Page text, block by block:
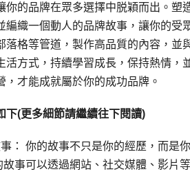
你的品牌在眾多選擇中脱穎而出。
編織一個動人的品牌故事，讓你的受
落格等管道，製作高品質的內容，
活方式，持續學習成長，保持熱情，
，才能成就屬於你的成功品牌。
下(更多細節請繼續往下閱讀)
： 你的故事不只是你的經歷，而是
故事可以透過網站、社交媒體、影片